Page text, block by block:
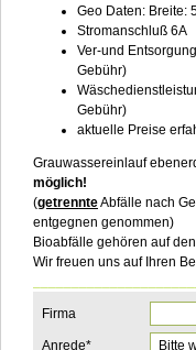
Geo Daten: Breite:
Stromanschluß 6A
Ver-und
Gebühr)
Gebühr)
aktuelle Preise
Grauwassereinlauf
möglich!
(getrennteAbfälle nach
entgegnen genommen)
Bioabfälle gehören auf
Wir freuen uns auf Ihren
Firma
Pflichtfeld
Anrede*